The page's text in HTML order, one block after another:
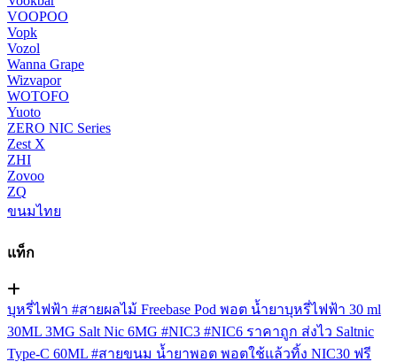
VOOPOO
Vopk
Vozol
Wanna Grape
Wizvapor
WOTOFO
Yuoto
ZERO NIC Series
Zest X
ZHI
Zovoo
ZQ
ขนมไทย
แท็ก
บุหรี่ไฟฟ้า #สายผลไม้ Freebase Pod พอต น้ำยาบุหรี่ไฟฟ้า 30 ml
30ML 3MG Salt Nic 6MG #NIC3 #NIC6 ราคาถูก ส่งไว Saltnic
Type-C 60ML #สายขนม น้ำยาพอต พอตใช้แล้วทิ้ง NIC30 ฟรี